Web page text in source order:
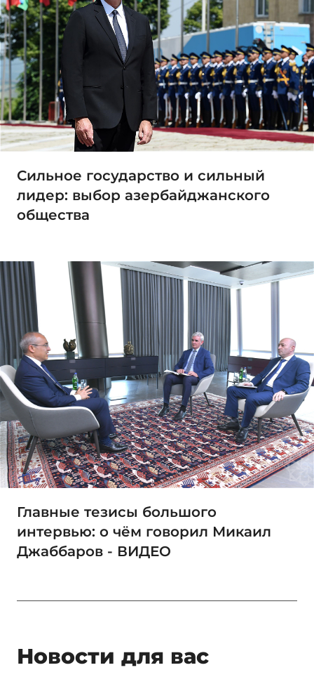
Сильное государство и сильный
лидер: выбор азербайджанского
общества
Главные тезисы большого
интервью: о чём говорил Микаил
Джаббаров - ВИДЕО
Новости для вас